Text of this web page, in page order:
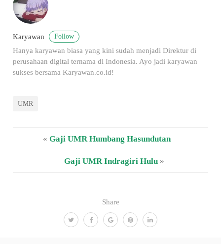
Share
Karyawan Follow
Hanya karyawan biasa yang kini sudah menjadi Direktur di
perusahaan digital ternama di Indonesia. Ayo jadi karyawan
sukses bersama Karyawan.co.id!
UMR
« Gaji UMR Humbang Hasundutan
Gaji UMR Indragiri Hulu »